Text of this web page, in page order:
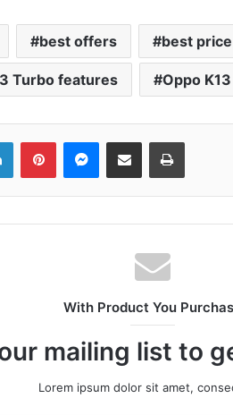
best offers best price
Turbo features Oppo
LinkedInPinterestMessenger
Share via Email Print
With Product You
mailing list to
Lorem ipsum dolor sit amet,